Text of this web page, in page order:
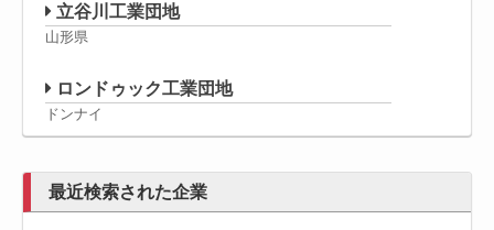
立谷川工業団地
山形県
ロンドゥック工業団地
ドンナイ
最近検索された企業